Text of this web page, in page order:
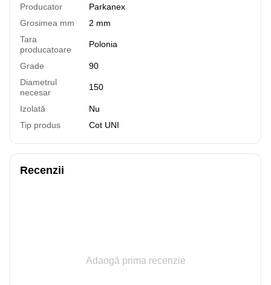
Producator
Parkanex
Grosimea mm
2 mm
Tara
producatoare
Polonia
Grade
90
Diametrul
necesar
150
Izolată
Nu
Tip produs
Cot UNI
Recenzii
Adaogă prima recenzie